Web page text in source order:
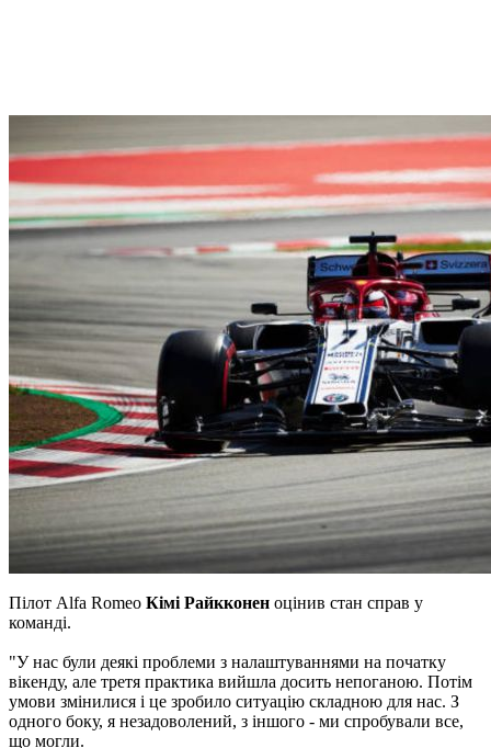
Пілот Alfa Romeo Кімі Райкконен оцінив стан справ у
команді.
"У нас були деякі проблеми з налаштуваннями на початку
вікенду, але третя практика вийшла досить непоганою. Потім
умови змінилися і це зробило ситуацію складною для нас. З
одного боку, я незадоволений, з іншого - ми спробували все,
що могли.